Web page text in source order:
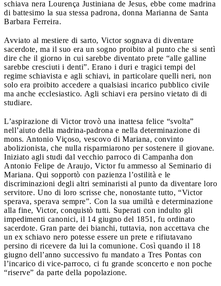
schiava nera Lourença Justiniana de Jesus, ebbe come madrina
di battesimo la sua stessa padrona, donna Marianna de Santa
Barbara Ferreira.
Avviato al mestiere di sarto, Victor sognava di diventare
sacerdote, ma il suo era un sogno proibito al punto che si sentì
dire che il giorno in cui sarebbe diventato prete “alle galline
sarebbe cresciuti i denti”. Erano i duri e tragici tempi del
regime schiavista e agli schiavi, in particolare quelli neri, non
solo era proibito accedere a qualsiasi incarico pubblico civile
ma anche ecclesiastico. Agli schiavi era persino vietato di di
studiare.
L’aspirazione di Victor trovò una inattesa felice “svolta”
nell’aiuto della madrina-padrona e nella determinazione di
mons. Antonio Viçoso, vescovo di Mariana, convinto
abolizionista, che nulla risparmiarono per sostenere il giovane.
Iniziato agli studi dal vecchio parroco di Campanha don
Antonio Felipe de Araujo, Victor fu ammesso al Seminario di
Mariana. Qui sopportò con pazienza l’ostilità e le
discriminazioni degli altri seminaristi al punto da diventare loro
servitore. Uno di loro scrisse che, nonostante tutto, “Victor
sperava, sperava sempre”. Con la sua umiltà e determinazione
alla fine, Victor, conquistò tutti. Superati con indulto gli
impedimenti canonici, il 14 giugno del 1851, fu ordinato
sacerdote. Gran parte dei bianchi, tuttavia, non accettava che
un ex schiavo nero potesse essere un prete e rifiutavano
persino di ricevere da lui la comunione. Così quando il 18
giugno dell’anno successivo fu mandato a Tres Pontas con
l’incarico di vice-parroco, ci fu grande sconcerto e non poche
“riserve” da parte della popolazione.